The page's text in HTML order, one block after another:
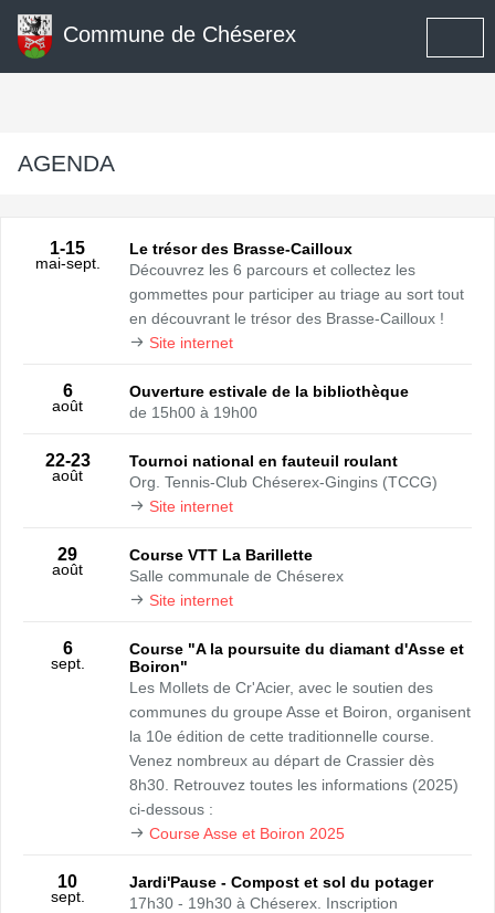
Commune de Chéserex
AGENDA
1-15
mai-sept.
Le trésor des Brasse-Cailloux
Découvrez les 6 parcours et collectez les
gommettes pour participer au triage au sort tout
en découvrant le trésor des Brasse-Cailloux !
Site internet
6
août
Ouverture estivale de la bibliothèque
de 15h00 à 19h00
22-23
août
Tournoi national en fauteuil roulant
Org. Tennis-Club Chéserex-Gingins (TCCG)
Site internet
29
août
Course VTT La Barillette
Salle communale de Chéserex
Site internet
6
sept.
Course "A la poursuite du diamant d'Asse et
Boiron"
Les Mollets de Cr'Acier, avec le soutien des
communes du groupe Asse et Boiron, organisent
la 10e édition de cette traditionnelle course.
Venez nombreux au départ de Crassier dès
8h30. Retrouvez toutes les informations (2025)
ci-dessous :
Course Asse et Boiron 2025
10
sept.
Jardi'Pause - Compost et sol du potager
17h30 - 19h30 à Chéserex. Inscription